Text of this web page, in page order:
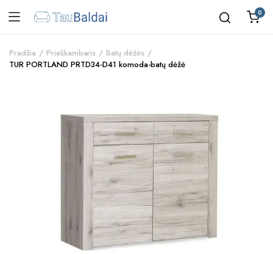
0
Pradžia Prieškambaris
Batų dėžės
TUR PORTLAND PRTD34-D41 komoda-batų dėžė